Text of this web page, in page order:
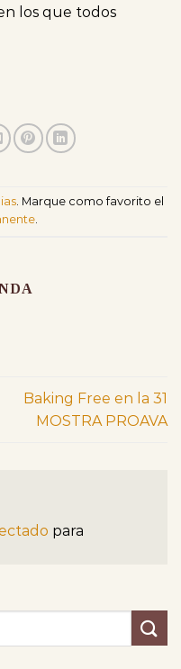
los que todos
. Marque como favorito el
.
Baking Free en la 31
MOSTRA PROAVA
para